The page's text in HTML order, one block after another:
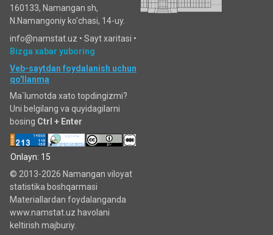
160133, Namangan sh,
N.Namangoniy ko'chasi, 14-uy.
info@namstat.uz • Sayt xaritasi •
Bizga xabar yuboring
Veb-saytdan foydalanish uchun
qo'llanma
Ma`lumotda xato topdingizmi?
Uni belgilang va quyidagilarni
bosing Ctrl + Enter
Onlayn: 15
© 2013-2026 Namangan viloyat
statistika boshqarmasi
Materiallardan foydalanganda
www.namstat.uz havolani
keltirish majburiy.